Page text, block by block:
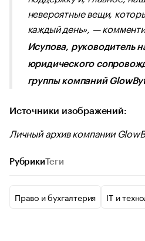
невероятные вещи,
каждый день», —
Исупова, руководитель
юридического
группы компаний
Источники изображений:
Личный архив компании
Рубрики Теги
Право и бухгалтерия IT и